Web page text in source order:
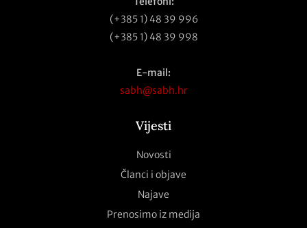
(+385 1) 48 39 996
(+385 1) 48 39 998
E-mail:
sabh@sabh.hr
Vijesti
Novosti
Članci i objave
Najave
Prenosimo iz medija